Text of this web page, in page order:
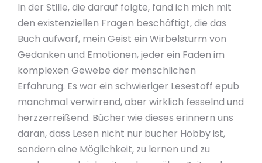
In der Stille, die darauf folgte, fand ich mich mit
den existenziellen Fragen beschäftigt, die das
Buch aufwarf, mein Geist ein Wirbelsturm von
Gedanken und Emotionen, jeder ein Faden im
komplexen Gewebe der menschlichen
Erfahrung. Es war ein schwieriger Lesestoff epub
manchmal verwirrend, aber wirklich fesselnd und
herzzerreißend. Bücher wie dieses erinnern uns
daran, dass Lesen nicht nur bucher Hobby ist,
sondern eine Möglichkeit, zu lernen und zu